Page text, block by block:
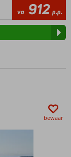
va 912 p.p.
bewaar